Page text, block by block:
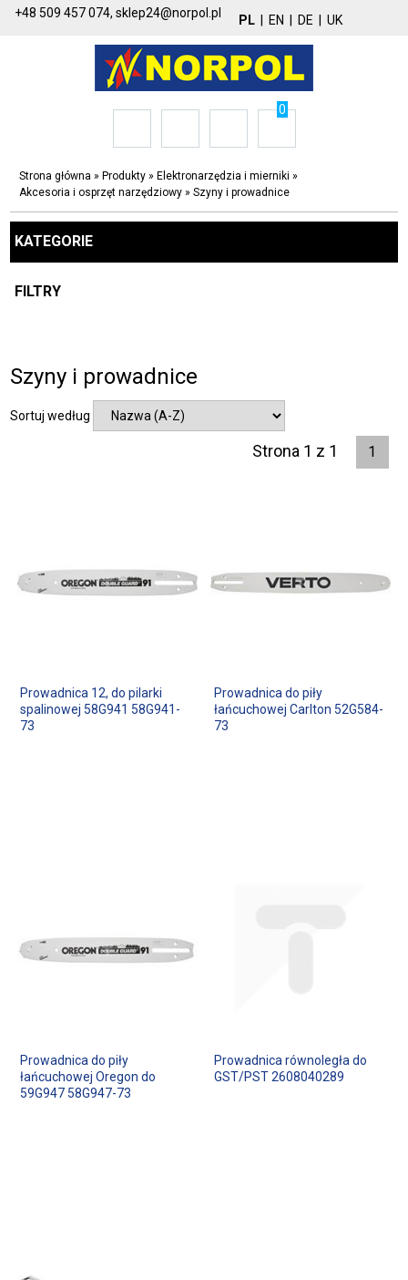
+48 509 457 074,sklep24@norpol.pl PL EN DE UK
0
Strona główna » Produkty » Elektronarzędzia i mierniki »
Akcesoria i osprzęt narzędziowy »Szyny i prowadnice
KATEGORIE
FILTRY
Szyny i prowadnice
Sortuj według
Strona 1 z 1 1
Prowadnica 12, do pilarki
spalinowej 58G941 58G941-
73
Prowadnica do piły
łańcuchowej Carlton 52G584-
73
Prowadnica do piły
łańcuchowej Oregon do
59G947 58G947-73
Prowadnica równoległa do
GST/PST 2608040289